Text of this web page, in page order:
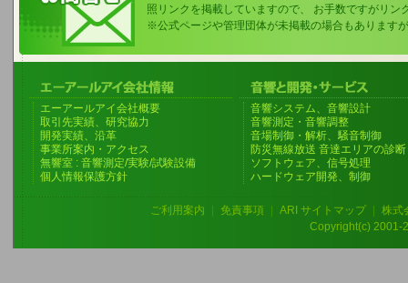
照リンクを掲載していますので、 お手数ですがリン
※公式ページや管理団体が未掲載の場合もあります
エーアールアイ会社概要
取引先実績、研究協力
開発実績、沿革
事業所案内・アクセス
無響室 : 音響測定/実験/試験設備
個人情報保護方針
音響システム、音響設計
音響測定・音響調整
音場制御・解析、騒音制御
防災無線放送 音達エリアの診断
ソフトウェア、信号処理
ハードウェア開発、制御
ご利用案内 免責事項 ARI サイトマップ
株式
Copyright(c) 2001-